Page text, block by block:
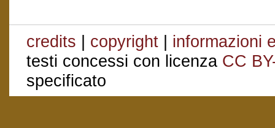
credits | copyright | informazioni
testi concessi con licenza CC
specificato